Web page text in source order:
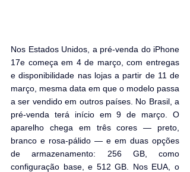
Nos Estados Unidos, a pré-venda do iPhone
17e começa em 4 de março, com entregas
e disponibilidade nas lojas a partir de 11 de
março, mesma data em que o modelo passa
a ser vendido em outros países. No Brasil, a
pré-venda terá início em 9 de março. O
aparelho chega em três cores — preto,
branco e rosa-pálido — e em duas opções
de armazenamento: 256 GB, como
configuração base, e 512 GB. Nos EUA, o